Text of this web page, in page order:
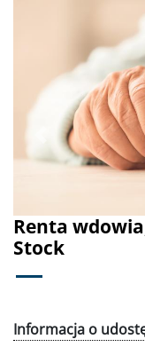
Renta
Stock
Poprzednie
Informacja o